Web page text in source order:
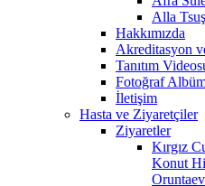
Alla
Hakkımızda
Akreditasyon
Tanıtım
Fotoğraf
İletişim
Hasta ve Ziyaretçiler
Ziyaretler
Kırgız
Konut